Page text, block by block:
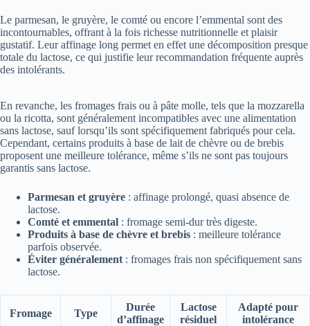
Le parmesan, le gruyère, le comté ou encore l’emmental sont des
incontournables, offrant à la fois richesse nutritionnelle et plaisir
gustatif. Leur affinage long permet en effet une décomposition presque
totale du lactose, ce qui justifie leur recommandation fréquente auprès
des intolérants.
En revanche, les fromages frais ou à pâte molle, tels que la mozzarella
ou la ricotta, sont généralement incompatibles avec une alimentation
sans lactose, sauf lorsqu’ils sont spécifiquement fabriqués pour cela.
Cependant, certains produits à base de lait de chèvre ou de brebis
proposent une meilleure tolérance, même s’ils ne sont pas toujours
garantis sans lactose.
Parmesan et gruyère : affinage prolongé, quasi absence de
lactose.
Comté et emmental : fromage semi-dur très digeste.
Produits à base de chèvre et brebis : meilleure tolérance
parfois observée.
Éviter généralement : fromages frais non spécifiquement sans
lactose.
Fromage Type
Durée
d’affinage
Lactose
résiduel
Adapté pour
intolérance